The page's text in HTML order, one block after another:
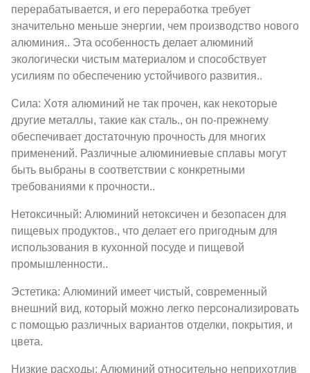
перерабатывается, и его переработка требует
значительно меньше энергии, чем производство нового
алюминия.. Эта особенность делает алюминий
экологически чистым материалом и способствует
усилиям по обеспечению устойчивого развития..
Сила: Хотя алюминий не так прочен, как некоторые
другие металлы, такие как сталь., он по-прежнему
обеспечивает достаточную прочность для многих
применений. Различные алюминиевые сплавы могут
быть выбраны в соответствии с конкретными
требованиями к прочности..
Нетоксичный: Алюминий нетоксичен и безопасен для
пищевых продуктов., что делает его пригодным для
использования в кухонной посуде и пищевой
промышленности..
Эстетика: Алюминий имеет чистый, современный
внешний вид, который можно легко персонализировать
с помощью различных вариантов отделки, покрытия, и
цвета.
Низкие расходы: Алюминий относительно неприхотлив